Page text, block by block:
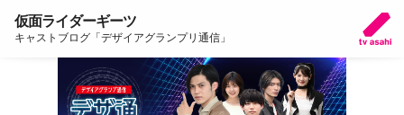
仮面ライダーギーツ
キャストブログ「デザイアグランプリ通信」